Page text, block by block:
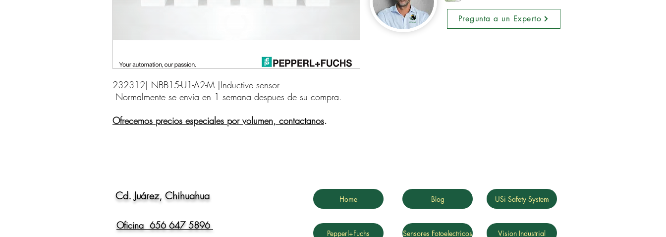
232312| NBB15-U1-A2-M |Inductive sensor
Normalmente se envia en 1 semana despues de su compra.
Ofrecemos precios especiales por volumen, contactanos.
Pregunta a un Experto
Cd. Juárez, Chihuahua
Oficina 656 647 5896
Home
Pepperl+Fuchs
Blog USi Safety System
Sensores Fotoelectricos Vision Industrial